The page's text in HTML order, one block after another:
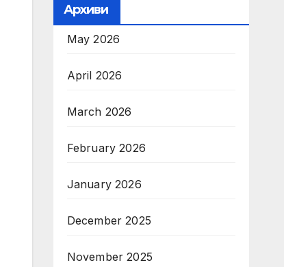
Архиви
May 2026
April 2026
March 2026
February 2026
January 2026
December 2025
November 2025